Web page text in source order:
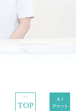
TOP